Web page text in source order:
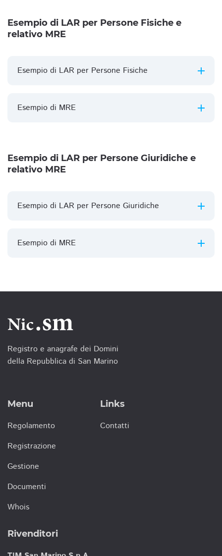
Esempio di LAR per Persone Fisiche e
relativo MRE
Esempio di LAR per Persone Fisiche
Esempio di MRE
Esempio di LAR per Persone Giuridiche e
relativo MRE
Esempio di LAR per Persone Giuridiche
Esempio di MRE
Registro e anagrafe dei Domini
della Repubblica di San Marino
Menu
Regolamento
Registrazione
Gestione
Documenti
Whois
Links
Contatti
Rivenditori